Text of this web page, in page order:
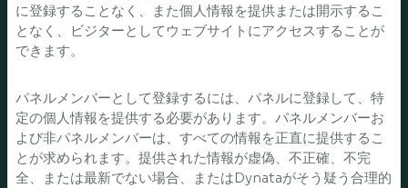
に登録することなく、また個人情報を提供または開示するこ
となく、ビジターとしてウェブサイトにアクセスすることが
できます。
パネルメンバーとして登録するには、パネルに登録して、特
定の個人情報を提供する必要があります。パネルメンバーお
よび非パネルメンバーは、すべての情報を正直に提供するこ
とが求められます。提供された情報が虚偽、不正確、不完
全、または最新でない場合、またはDynataがそう疑う合理的